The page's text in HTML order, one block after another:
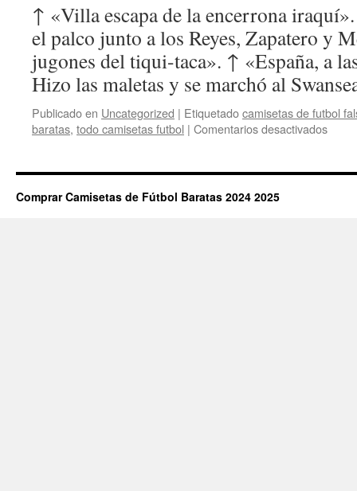
↑ «Villa escapa de la encerrona
el palco junto a los Reyes, Zapatero y
jugones del tiqui-taca». ↑ «España, a
Hizo las maletas y se marchó al
Publicado en Uncategorized | Etiquetadocamisetas de futbol
baratas, todo camisetas futbol | Comentarios desactivadosen
Comprar Camisetas de Fútbol Baratas 2024 2025